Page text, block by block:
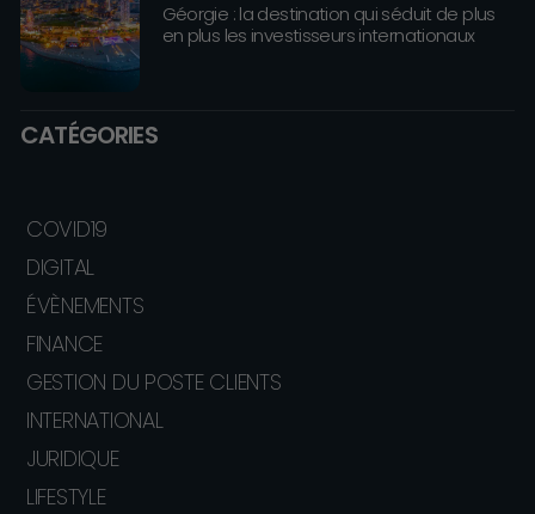
Géorgie : la destination qui séduit de plus
en plus les investisseurs internationaux
CATÉGORIES
COVID19
DIGITAL
ÉVÈNEMENTS
FINANCE
GESTION DU POSTE CLIENTS
INTERNATIONAL
JURIDIQUE
LIFESTYLE